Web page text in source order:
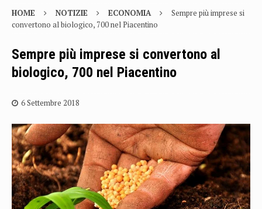
HOME NOTIZIE ECONOMIA
Sempre più imprese si
convertono al biologico, 700 nel Piacentino
Sempre più imprese si convertono al
biologico, 700 nel Piacentino
6 Settembre 2018